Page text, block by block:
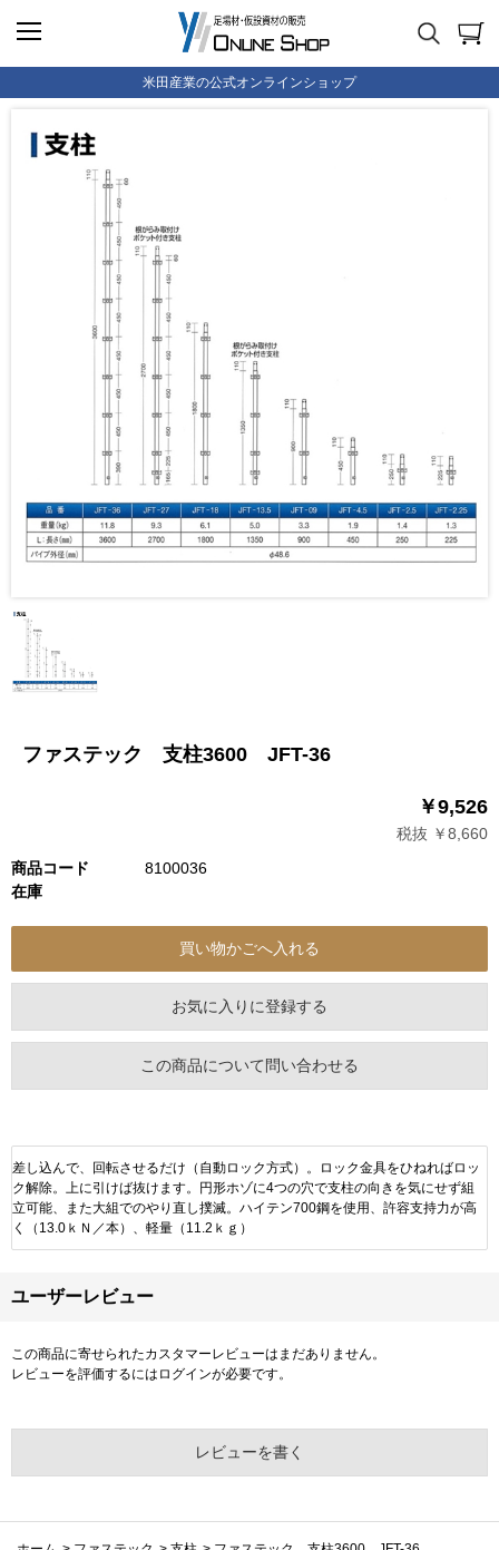
米田産業の公式オンラインショップ
ファステック 支柱3600 JFT-36
￥9,526
税抜 ￥8,660
商品コード
8100036
在庫
お気に入りに登録する
この商品について問い合わせる
差し込んで、回転させるだけ（自動ロック方式）。ロック金具をひねればロッ
ク解除。上に引けば抜けます。円形ホゾに4つの穴で支柱の向きを気にせず組
立可能、また大組でのやり直し撲滅。ハイテン700鋼を使用、許容支持力が高
く（13.0ｋＮ／本）、軽量（11.2ｋｇ）
ユーザーレビュー
この商品に寄せられたカスタマーレビューはまだありません。
レビューを評価するには ログインが必要です。
レビューを書く